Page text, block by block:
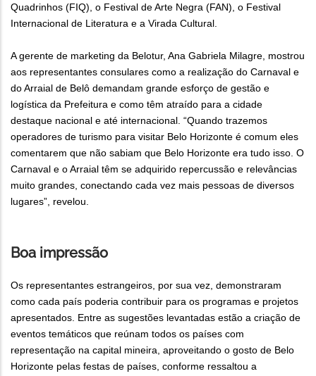
Quadrinhos (FIQ), o Festival de Arte Negra (FAN), o Festival
Internacional de Literatura e a Virada Cultural.
A gerente de marketing da Belotur, Ana Gabriela Milagre, mostrou
aos representantes consulares como a realização do Carnaval e
do Arraial de Belô demandam grande esforço de gestão e
logística da Prefeitura e como têm atraído para a cidade
destaque nacional e até internacional. “Quando trazemos
operadores de turismo para visitar Belo Horizonte é comum eles
comentarem que não sabiam que Belo Horizonte era tudo isso. O
Carnaval e o Arraial têm se adquirido repercussão e relevâncias
muito grandes, conectando cada vez mais pessoas de diversos
lugares”, revelou.
Boa impressão
Os representantes estrangeiros, por sua vez, demonstraram
como cada país poderia contribuir para os programas e projetos
apresentados. Entre as sugestões levantadas estão a criação de
eventos temáticos que reúnam todos os países com
representação na capital mineira, aproveitando o gosto de Belo
Horizonte pelas festas de países, conforme ressaltou a